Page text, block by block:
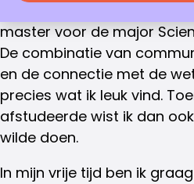
master voor de major
De combinatie van
en de connectie met de
precies wat ik leuk vind.
afstudeerde wist ik dan
wilde doen.
In mijn vrije tijd ben ik